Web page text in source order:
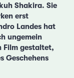
Shakira. Sie
erst
Landes hat
ungemein
Film gestaltet,
Geschehens